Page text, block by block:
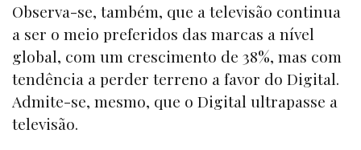
Observa-se, também, que a televisão continua
a ser o meio preferidos das marcas a nível
global, com um crescimento de 38%, mas com
tendência a perder terreno a favor do Digital.
Admite-se, mesmo, que o Digital ultrapasse a
televisão.